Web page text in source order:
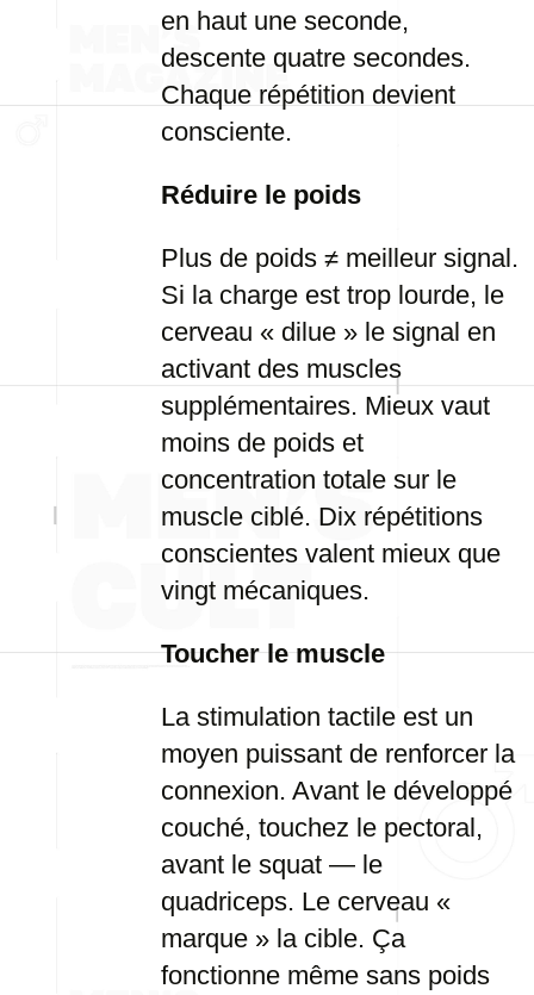
en haut une seconde,
descente quatre secondes.
Chaque répétition devient
consciente.
Réduire le poids
Plus de poids ≠ meilleur signal.
Si la charge est trop lourde, le
cerveau « dilue » le signal en
activant des muscles
supplémentaires. Mieux vaut
moins de poids et
concentration totale sur le
muscle ciblé. Dix répétitions
conscientes valent mieux que
vingt mécaniques.
Toucher le muscle
La stimulation tactile est un
moyen puissant de renforcer la
connexion. Avant le développé
couché, touchez le pectoral,
avant le squat — le
quadriceps. Le cerveau «
marque » la cible. Ça
fonctionne même sans poids